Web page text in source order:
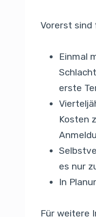
Vorerst
Einmal
erste
Kosten
es nur
In
Für weitere